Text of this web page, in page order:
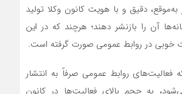
به‌موقع، دقیق و با هویت کانون وکلا تولید
آن را بازنشر دهند؛ هرچند که در این
خوبی در روابط عمومی صورت گرفته است.
فعالیت‌های روابط عمومی صرفاً به انتشار
به حجم بالای فعالیت‌ها در کانون